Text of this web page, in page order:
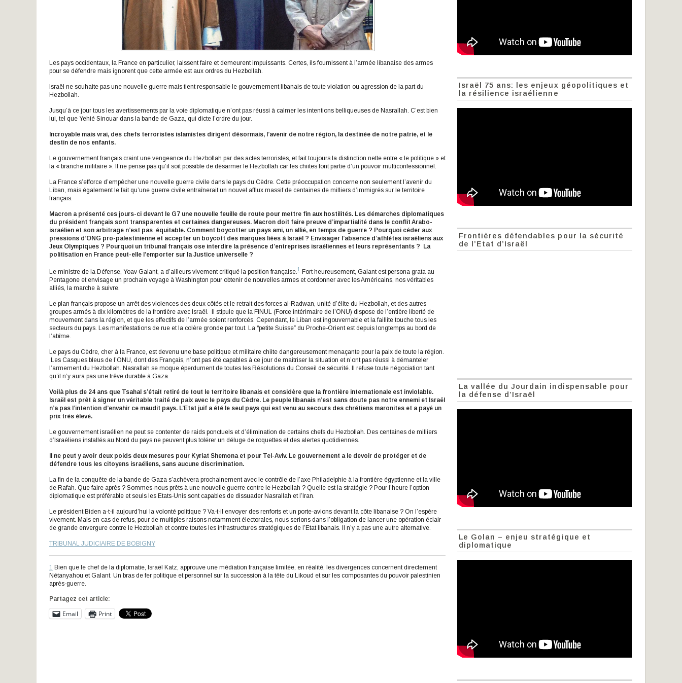
Les pays occidentaux, la France en particulier, laissent faire et demeurent impuissants. Certes, ils fournissent à l’armée libanaise des armes
pour se défendre mais ignorent que cette armée est aux ordres du Hezbollah.
Israël ne souhaite pas une nouvelle guerre mais tient responsable le gouvernement libanais de toute violation ou agression de la part du
Hezbollah.
Jusqu’à ce jour tous les avertissements par la voie diplomatique n’ont pas réussi à calmer les intentions belliqueuses de Nasrallah. C’est bien
lui, tel que Yehié Sinouar dans la bande de Gaza, qui dicte l’ordre du jour.
Incroyable mais vrai, des chefs terroristes islamistes dirigent désormais, l’avenir de notre région, la destinée de notre patrie, et le
destin de nos enfants.
Le gouvernement français craint une vengeance du Hezbollah par des actes terroristes, et fait toujours la distinction nette entre « le politique » et
la « branche militaire ». Il ne pense pas qu’il soit possible de désarmer le Hezbollah car les chiites font partie d’un pouvoir multiconfessionnel.
La France s’efforce d’empêcher une nouvelle guerre civile dans le pays du Cèdre. Cette préoccupation concerne non seulement l’avenir du
Liban, mais également le fait qu’une guerre civile entraînerait un nouvel afflux massif de centaines de milliers d’immigrés sur le territoire
français.
Macron a présenté ces jours-ci devant le G7 une nouvelle feuille de route pour mettre fin aux hostilités. Les démarches diplomatiques
du président français sont transparentes et certaines dangereuses. Macron doit faire preuve d’impartialité dans le conflit Arabo-
israélien et son arbitrage n’est pas équitable. Comment boycotter un pays ami, un allié, en temps de guerre ? Pourquoi céder aux
pressions d’ONG pro-palestinienne et accepter un boycott des marques liées à Israël ? Envisager l’absence d’athlètes israéliens aux
Jeux Olympiques ? Pourquoi un tribunal français ose interdire la présence d’entreprises israéliennes et leurs représentants ? La
politisation en France peut-elle l’emporter sur la Justice universelle ?
Le ministre de la Défense, Yoav Galant, a d’ailleurs vivement critiqué la position française.1
Fort heureusement, Galant est persona grata au
Pentagone et envisage un prochain voyage à Washington pour obtenir de nouvelles armes et cordonner avec les Américains, nos véritables
alliés, la marche à suivre.
Le plan français propose un arrêt des violences des deux côtés et le retrait des forces al-Radwan, unité d’élite du Hezbollah, et des autres
groupes armés à dix kilomètres de la frontière avec Israël. Il stipule que la FINUL (Force intérimaire de l’ONU) dispose de l’entière liberté de
mouvement dans la région, et que les effectifs de l’armée soient renforcés. Cependant, le Liban est ingouvernable et la faillite touche tous les
secteurs du pays. Les manifestations de rue et la colère gronde par tout. La “petite Suisse” du Proche-Orient est depuis longtemps au bord de
l’abîme.
Le pays du Cèdre, cher à la France, est devenu une base politique et militaire chiite dangereusement menaçante pour la paix de toute la région.
Les Casques bleus de l’ONU, dont des Français, n’ont pas été capables à ce jour de maitriser la situation et n’ont pas réussi à démanteler
l’armement du Hezbollah. Nasrallah se moque éperdument de toutes les Résolutions du Conseil de sécurité. Il refuse toute négociation tant
qu’il n’y aura pas une trêve durable à Gaza.
Voilà plus de 24 ans que Tsahal s’était retiré de tout le territoire libanais et considère que la frontière internationale est inviolable.
Israël est prêt à signer un véritable traité de paix avec le pays du Cèdre. Le peuple libanais n’est sans doute pas notre ennemi et Israël
n’a pas l’intention d’envahir ce maudit pays. L’Etat juif a été le seul pays qui est venu au secours des chrétiens maronites et a payé un
prix très élevé.
Le gouvernement israélien ne peut se contenter de raids ponctuels et d’élimination de certains chefs du Hezbollah. Des centaines de milliers
d’Israéliens installés au Nord du pays ne peuvent plus tolérer un déluge de roquettes et des alertes quotidiennes.
Il ne peut y avoir deux poids deux mesures pour Kyriat Shemona et pour Tel-Aviv. Le gouvernement a le devoir de protéger et de
défendre tous les citoyens israéliens, sans aucune discrimination.
La fin de la conquête de la bande de Gaza s’achèvera prochainement avec le contrôle de l’axe Philadelphie à la frontière égyptienne et la ville
de Rafah. Que faire après ? Sommes-nous prêts à une nouvelle guerre contre le Hezbollah ? Quelle est la stratégie ? Pour l’heure l’option
diplomatique est préférable et seuls les Etats-Unis sont capables de dissuader Nasrallah et l’Iran.
Le président Biden a-t-il aujourd’hui la volonté politique ? Va-t-il envoyer des renforts et un porte-avions devant la côte libanaise ? On l’espère
vivement. Mais en cas de refus, pour de multiples raisons notamment électorales, nous serions dans l’obligation de lancer une opération éclair
de grande envergure contre le Hezbollah et contre toutes les infrastructures stratégiques de l’Etat libanais. Il n’y a pas une autre alternative.
TRIBUNAL JUDICIAIRE DE BOBIGNY
1 Bien que le chef de la diplomatie, Israël Katz, approuve une médiation française limitée, en réalité, les divergences concernent directement
Nétanyahou et Galant. Un bras de fer politique et personnel sur la succession à la tête du Likoud et sur les composantes du pouvoir palestinien
après-guerre.
Partagez cet article:
Email Print
Israël 75 ans: les enjeux géopolitiques et
la résilience israélienne
Frontières défendables pour la sécurité
de l’Etat d’Israël
La vallée du Jourdain indispensable pour
la défense d’Israël
Le Golan – enjeu stratégique et
diplomatique